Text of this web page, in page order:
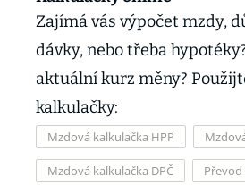
Zajímá vás výpočet mzdy,
dávky, nebo třeba
aktuální kurz měny?
kalkulačky:
Mzdová kalkulačka HPP
Mzdová kalkulačka DPČ